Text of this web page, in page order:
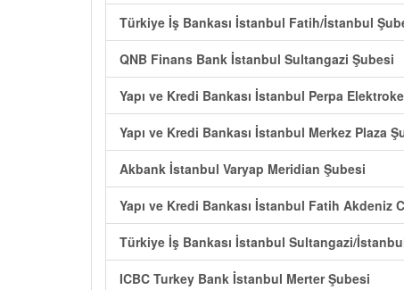
Türkiye İş Bankası İstanbul Fatih/İstanbul
QNB Finans Bank İstanbul Sultangazi Şubesi
Yapı ve Kredi Bankası İstanbul Perpa
Yapı ve Kredi Bankası İstanbul Merkez Plaza
Akbank İstanbul Varyap Meridian Şubesi
Yapı ve Kredi Bankası İstanbul Fatih Akdeniz
Türkiye İş Bankası İstanbul Sultangazi/
ICBC Turkey Bank İstanbul Merter Şubesi